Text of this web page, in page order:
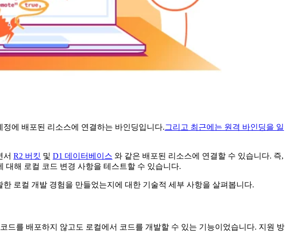
정에 배포된 리소스에 연결하는 바인딩입니다.그리고 최근에는 원격 바인딩을 일
서 R2 버킷 및 D1 데이터베이스 와 같은 배포된 리소스에 연결할 수 있습니다. 즉,
해 로컬 코드 변경 사항을 테스트할 수 있습니다.
로컬 개발 경험을 만들었는지에 대한 기술적 세부 사항을 살펴봅니다.
드를 배포하지 않고도 로컬에서 코드를 개발할 수 있는 기능이었습니다. 지원 방